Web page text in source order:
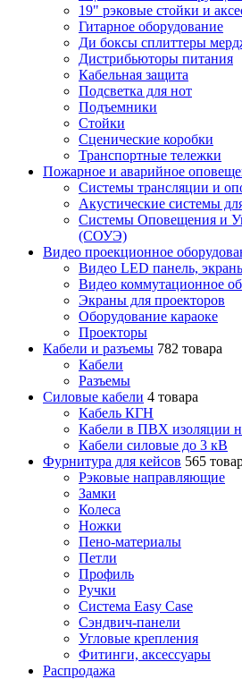
19" рэковые стойки и
Гитарное оборудование
Ди боксы сплиттеры
Дистрибьюторы питания
Кабельная защита
Подсветка для нот
Подъемники
Стойки
Сценические коробки
Транспортные тележки
Пожарное и аварийное
Cистемы трансляции и
Акустические системы
Системы Оповещения и
(СОУЭ)
Видео проекционное
Видео LED панель,
Видео коммутационное
Экраны для проекторов
Оборудование караоке
Проекторы
Кабели и разъемы 782 товара
Кабели
Разъемы
Силовые кабели 4 товара
Кабель КГН
Кабели в ПВХ изоляции
Кабели силовые до 3 кВ
Фурнитура для кейсов 565
Рэковые направляющие
Замки
Колеса
Ножки
Пено-материалы
Петли
Профиль
Ручки
Система Easy Case
Сэндвич-панели
Угловые крепления
Фитинги, аксессуары
Распродажа